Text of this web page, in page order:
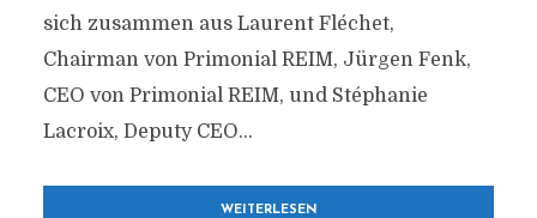
sich zusammen aus Laurent Fléchet,
Chairman von Primonial REIM, Jürgen Fenk,
CEO von Primonial REIM, und Stéphanie
Lacroix, Deputy CEO...
WEITERLESEN